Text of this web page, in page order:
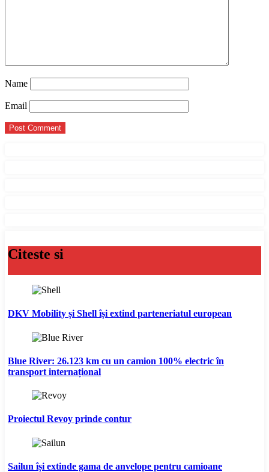
Name
Email
Citeste si
DKV Mobility și Shell își extind parteneriatul european
Blue River: 26.123 km cu un camion 100% electric în
transport internațional
Proiectul Revoy prinde contur
Sailun își extinde gama de anvelope pentru camioane